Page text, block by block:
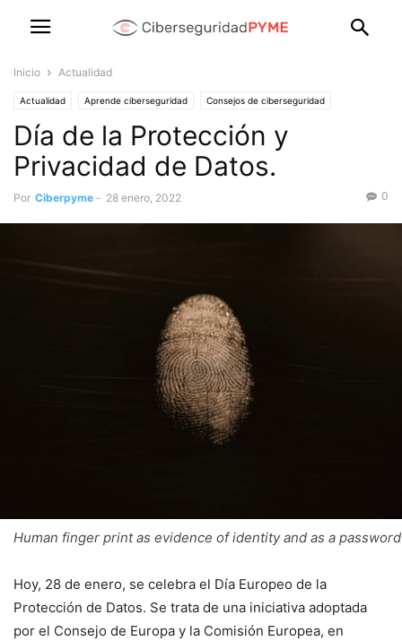
Inicio Actualidad
Actualidad Aprende ciberseguridad Consejos de ciberseguridad
Noticias al día
Día de la Protección y
Privacidad de Datos.
Por Ciberpyme - 28 enero, 2022 0
Human finger print as evidence of identity and as a password
Hoy, 28 de enero, se celebra el Día Europeo de la
Protección de Datos. Se trata de una iniciativa adoptada
por el Consejo de Europa y la Comisión Europea, en